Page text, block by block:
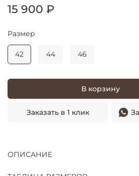
15 900 ₽
В корзину
Заказать в 1 клик
Размер
42 44 46
ОПИСАНИЕ